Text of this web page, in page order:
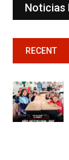
Noticias
RECENT